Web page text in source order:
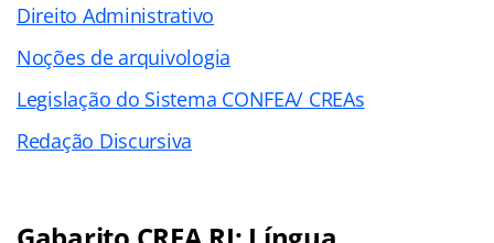
Direito Administrativo
Noções de arquivologia
Legislação do Sistema CONFEA/ CREAs
Redação Discursiva